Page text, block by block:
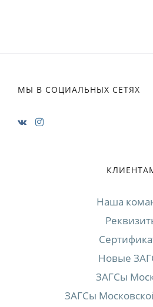
МЫ В СОЦИАЛЬНЫХ СЕТЯХ
Наша
Новые
ЗАГСы
ЗАГСы